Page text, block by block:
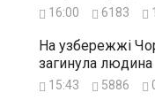
16:00 6183 1
На узбережжі
загинула людина
15:43 5886